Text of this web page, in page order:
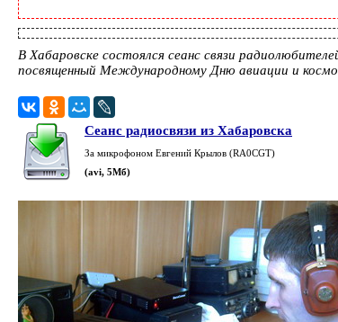
В Хабаровске состоялся сеанс связи
посвященный Международному Дню авиации и
Сеанс радиосвязи из Хабаровска
За микрофоном Евгений Крылов (RA0CGT)
(avi, 5Мб)